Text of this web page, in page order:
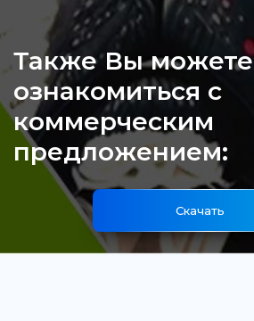
Также Вы можете
ознакомиться с
коммерческим
предложением:
Скачать